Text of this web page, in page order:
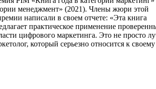
менеджмент» (2021). Члены жюри этой
написали в своем отчете: «Эта книга
практическое применение
цифрового маркетинга. Это не просто
который серьезно относится к своему